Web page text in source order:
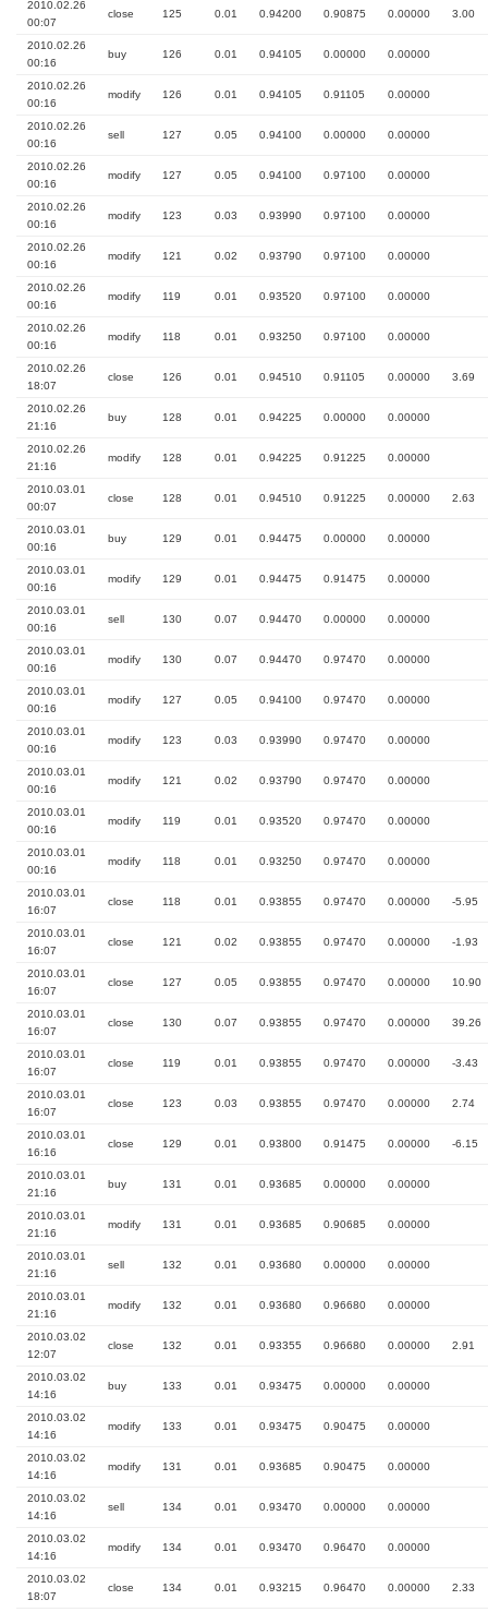
2010.02.26
00:07
close 125 0.01 0.94200 0.90875 0.00000 3.00
2010.02.26
00:16
buy 126 0.01 0.94105 0.00000 0.00000
2010.02.26
00:16
modify 126 0.01 0.94105 0.91105 0.00000
2010.02.26
00:16
sell 127 0.05 0.94100 0.00000 0.00000
2010.02.26
00:16
modify 127 0.05 0.94100 0.97100 0.00000
2010.02.26
00:16
modify 123 0.03 0.93990 0.97100 0.00000
2010.02.26
00:16
modify 121 0.02 0.93790 0.97100 0.00000
2010.02.26
00:16
modify 119 0.01 0.93520 0.97100 0.00000
2010.02.26
00:16
modify 118 0.01 0.93250 0.97100 0.00000
2010.02.26
18:07
close 126 0.01 0.94510 0.91105 0.00000 3.69
2010.02.26
21:16
buy 128 0.01 0.94225 0.00000 0.00000
2010.02.26
21:16
modify 128 0.01 0.94225 0.91225 0.00000
2010.03.01
00:07
close 128 0.01 0.94510 0.91225 0.00000 2.63
2010.03.01
00:16
buy 129 0.01 0.94475 0.00000 0.00000
2010.03.01
00:16
modify 129 0.01 0.94475 0.91475 0.00000
2010.03.01
00:16
sell 130 0.07 0.94470 0.00000 0.00000
2010.03.01
00:16
modify 130 0.07 0.94470 0.97470 0.00000
2010.03.01
00:16
modify 127 0.05 0.94100 0.97470 0.00000
2010.03.01
00:16
modify 123 0.03 0.93990 0.97470 0.00000
2010.03.01
00:16
modify 121 0.02 0.93790 0.97470 0.00000
2010.03.01
00:16
modify 119 0.01 0.93520 0.97470 0.00000
2010.03.01
00:16
modify 118 0.01 0.93250 0.97470 0.00000
2010.03.01
16:07
close 118 0.01 0.93855 0.97470 0.00000 -5.95
2010.03.01
16:07
close 121 0.02 0.93855 0.97470 0.00000 -1.93
2010.03.01
16:07
close 127 0.05 0.93855 0.97470 0.00000 10.90
2010.03.01
16:07
close 130 0.07 0.93855 0.97470 0.00000 39.26
2010.03.01
16:07
close 119 0.01 0.93855 0.97470 0.00000 -3.43
2010.03.01
16:07
close 123 0.03 0.93855 0.97470 0.00000 2.74
2010.03.01
16:16
close 129 0.01 0.93800 0.91475 0.00000 -6.15
2010.03.01
21:16
buy 131 0.01 0.93685 0.00000 0.00000
2010.03.01
21:16
modify 131 0.01 0.93685 0.90685 0.00000
2010.03.01
21:16
sell 132 0.01 0.93680 0.00000 0.00000
2010.03.01
21:16
modify 132 0.01 0.93680 0.96680 0.00000
2010.03.02
12:07
close 132 0.01 0.93355 0.96680 0.00000 2.91
2010.03.02
14:16
buy 133 0.01 0.93475 0.00000 0.00000
2010.03.02
14:16
modify 133 0.01 0.93475 0.90475 0.00000
2010.03.02
14:16
modify 131 0.01 0.93685 0.90475 0.00000
2010.03.02
14:16
sell 134 0.01 0.93470 0.00000 0.00000
2010.03.02
14:16
modify 134 0.01 0.93470 0.96470 0.00000
2010.03.02
18:07
close 134 0.01 0.93215 0.96470 0.00000 2.33